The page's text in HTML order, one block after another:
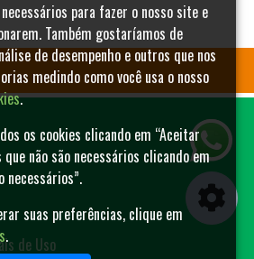
de Uso
para fazer o nosso site e
Também gostaríamos de
de desempenho e outros que nos
medindo como você usa o nosso
.
os cookies clicando em “Aceitar
não são necessários clicando em
necessários”.
suas preferências, clique em
.